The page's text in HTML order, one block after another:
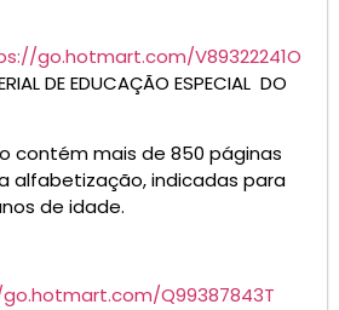
go.hotmart.com/V89322241O
DE EDUCAÇÃO ESPECIAL DO
contém mais de 850 páginas
alfabetização, indicadas para
de idade.
Q99387843T